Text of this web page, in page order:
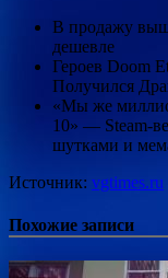
В продажу
дешевле
Героев Doom
Получился
«Мы же
10» — Steam-
шутками и
Источник: vgtimes.ru
Похожие записи